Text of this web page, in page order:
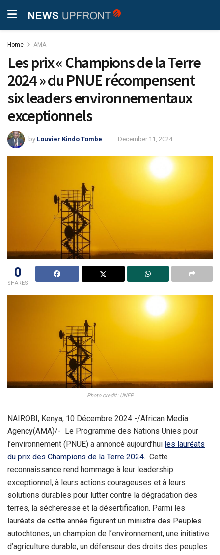
Home AMA
Les prix « Champions de la Terre
2024 » du PNUE récompensent
six leaders environnementaux
exceptionnels
by Louvier Kindo Tombe December 11, 2024
0
SHARES
Photo credit: UNEP
NAIROBI, Kenya, 10 Décembre 2024 -/African Media
Agency(AMA)/- Le Programme des Nations Unies pour
l’environnement (PNUE) a annoncé aujourd’hui les lauréats
du prix des Champions de la Terre 2024. Cette
reconnaissance rend hommage à leur leadership
exceptionnel, à leurs actions courageuses et à leurs
solutions durables pour lutter contre la dégradation des
terres, la sécheresse et la désertification. Parmi les
lauréats de cette année figurent un ministre des Peuples
autochtones, un champion de l’environnement, une initiative
d’agriculture durable, un défenseur des droits des peuples